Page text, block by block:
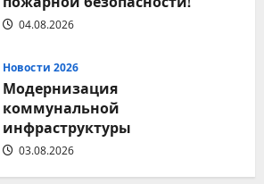
04.08.2026
Новости 2026
Модернизация
коммунальной
инфраструктуры
03.08.2026